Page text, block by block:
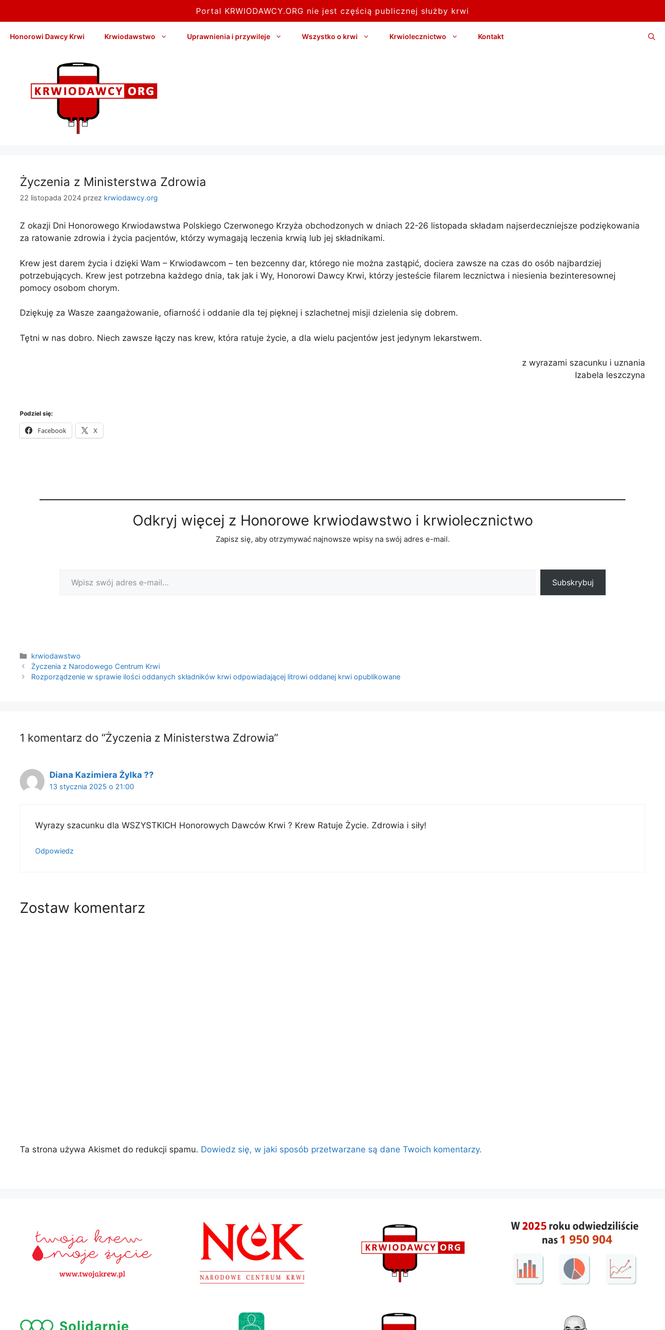
Portal KRWIODAWCY.ORG nie jest częścią publicznej służby krwi
Honorowi Dawcy Krwi Krwiodawstwo Uprawnienia i przywileje Wszystko o krwi Krwiolecznictwo Kontakt
Życzenia z Ministerstwa Zdrowia
22 listopada 2024 przez krwiodawcy.org
Z okazji Dni Honorowego Krwiodawstwa Polskiego Czerwonego Krzyża obchodzonych w dniach 22-26 listopada składam najserdeczniejsze podziękowania
za ratowanie zdrowia i życia pacjentów, którzy wymagają leczenia krwią lub jej składnikami.
Krew jest darem życia i dzięki Wam – Krwiodawcom – ten bezcenny dar, którego nie można zastąpić, dociera zawsze na czas do osób najbardziej
potrzebujących. Krew jest potrzebna każdego dnia, tak jak i Wy, Honorowi Dawcy Krwi, którzy jesteście filarem lecznictwa i niesienia bezinteresownej
pomocy osobom chorym.
Dziękuję za Wasze zaangażowanie, ofiarność i oddanie dla tej pięknej i szlachetnej misji dzielenia się dobrem.
Tętni w nas dobro. Niech zawsze łączy nas krew, która ratuje życie, a dla wielu pacjentów jest jedynym lekarstwem.
z wyrazami szacunku i uznania
Izabela leszczyna
Podziel się:
Facebook X
Odkryj więcej z Honorowe krwiodawstwo i krwiolecznictwo
Zapisz się, aby otrzymywać najnowsze wpisy na swój adres e-mail.
Subskrybuj
Kategorie
krwiodawstwo
Życzenia z Narodowego Centrum Krwi
Rozporządzenie w sprawie ilości oddanych składników krwi odpowiadającej litrowi oddanej krwi opublikowane
1 komentarz do “Życzenia z Ministerstwa Zdrowia”
Diana Kazimiera Żylka ??
13 stycznia 2025 o 21:00
Wyrazy szacunku dla WSZYSTKICH Honorowych Dawców Krwi ? Krew Ratuje Życie. Zdrowia i siły!
Odpowiedz
Zostaw komentarz
Ta strona używa Akismet do redukcji spamu. Dowiedz się, w jaki sposób przetwarzane są dane Twoich komentarzy.